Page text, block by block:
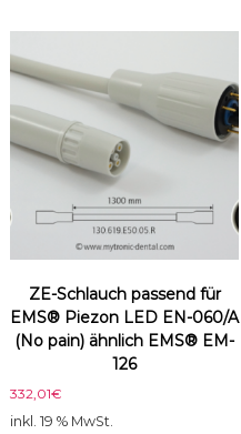
-
7
0
3
M
o
r
g
e
ZE-Schlauch passend für
EMS® Piezon LED EN-060/A
(No pain) ähnlich EMS® EM-
126
332,01€
inkl. 19 % MwSt.